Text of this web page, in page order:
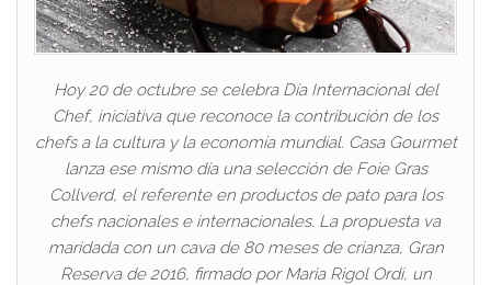
Hoy 20 de octubre se celebra Día Internacional del
Chef, iniciativa que reconoce la contribución de los
chefs a la cultura y la economía mundial. Casa Gourmet
lanza ese mismo día una selección de Foie Gras
Collverd, el referente en productos de pato para los
chefs nacionales e internacionales. La propuesta va
maridada con un cava de 80 meses de crianza, Gran
Reserva de 2016, firmado por Maria Rigol Ordi, un